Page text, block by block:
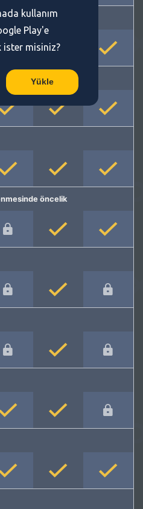
öncelik
kullanım
Play'e
ister misiniz?
Yükle